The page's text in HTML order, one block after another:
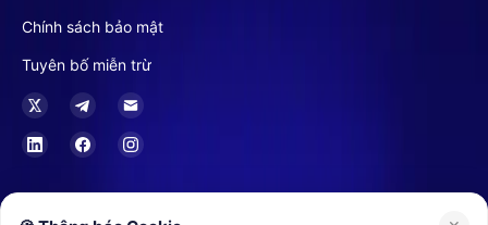
Chính sách bảo mật
Tuyên bố miễn trừ